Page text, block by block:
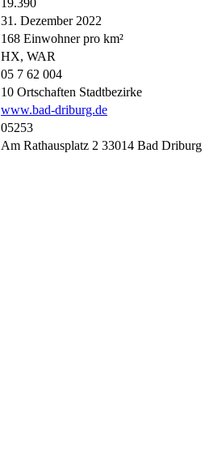
31. Dezember 2022
168 Einwohner pro km²
HX, WAR
05 7 62 004
10 Ortschaften Stadtbezirke
www.bad-driburg.de
05253
Am Rathausplatz 2 33014 Bad Driburg